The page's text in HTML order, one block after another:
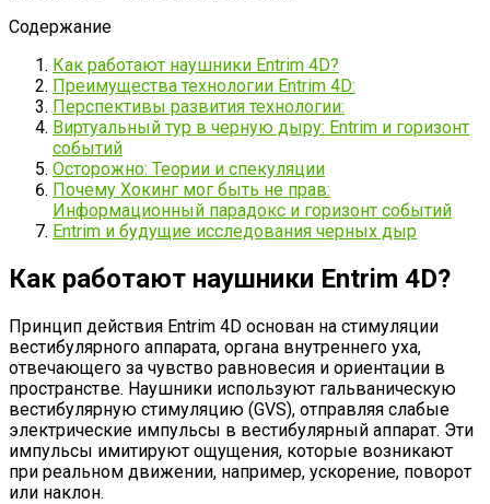
Содержание
Как работают наушники Entrim 4D?
Преимущества технологии Entrim 4D:
Перспективы развития технологии:
Виртуальный тур в черную дыру: Entrim и горизонт
событий
Осторожно: Теории и спекуляции
Почему Хокинг мог быть не прав:
Информационный парадокс и горизонт событий
Entrim и будущие исследования черных дыр
Как работают наушники Entrim 4D?
Принцип действия Entrim 4D основан на стимуляции
вестибулярного аппарата, органа внутреннего уха,
отвечающего за чувство равновесия и ориентации в
пространстве. Наушники используют гальваническую
вестибулярную стимуляцию (GVS), отправляя слабые
электрические импульсы в вестибулярный аппарат. Эти
импульсы имитируют ощущения, которые возникают
при реальном движении, например, ускорение, поворот
или наклон.